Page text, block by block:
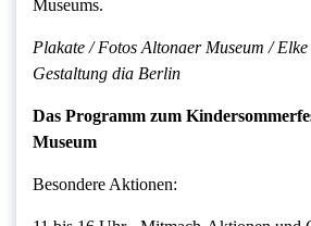
Museums.
Plakate / Fotos Altonaer Museum / Elke
Gestaltung dia Berlin
Das Programm zum
Museum
Besondere Aktionen: